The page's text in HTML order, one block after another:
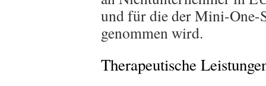
und für die der Mini-One-
genommen wird.
Therapeutische